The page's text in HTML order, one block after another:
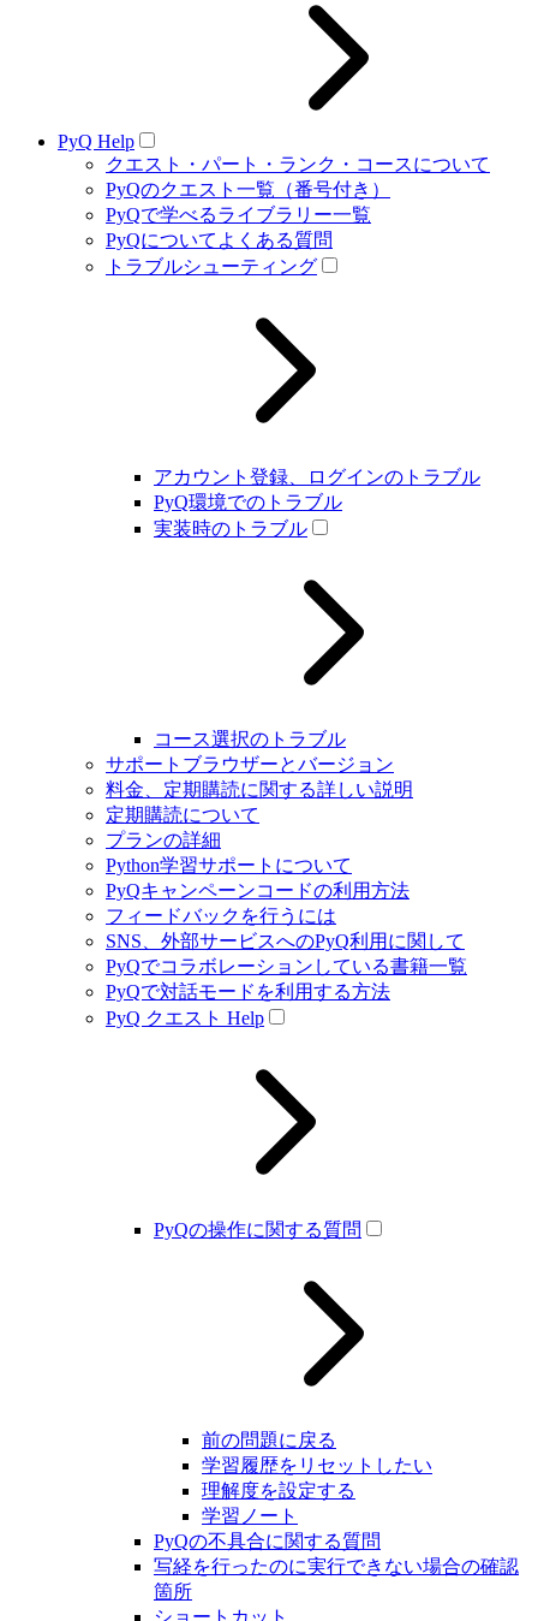
PyQ Help
クエスト・パート・ランク・コースについて
PyQのクエスト一覧（番号付き）
PyQで学べるライブラリー一覧
PyQについてよくある質問
トラブルシューティング
アカウント登録、ログインのトラブル
PyQ環境でのトラブル
実装時のトラブル
コース選択のトラブル
サポートブラウザーとバージョン
料金、定期購読に関する詳しい説明
定期購読について
プランの詳細
Python学習サポートについて
PyQキャンペーンコードの利用方法
フィードバックを行うには
SNS、外部サービスへのPyQ利用に関して
PyQでコラボレーションしている書籍一覧
PyQで対話モードを利用する方法
PyQ クエスト Help
PyQの操作に関する質問
前の問題に戻る
学習履歴をリセットしたい
理解度を設定する
学習ノート
PyQの不具合に関する質問
写経を行ったのに実行できない場合の確認
箇所
ショートカット